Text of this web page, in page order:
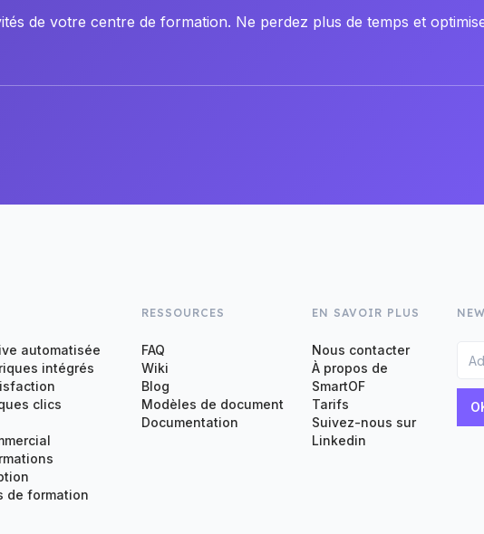
de votre centre de formation. Ne perdez plus de temps et
automatisée
intégrés
clics
de formation
RESSOURCES
FAQ
Wiki
Blog
Modèles de document
Documentation
EN SAVOIR PLUS
Nous contacter
À propos de
SmartOF
Tarifs
Suivez-nous sur
Linkedin